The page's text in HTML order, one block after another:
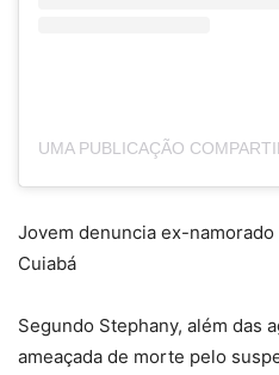
Jovem denuncia ex-
Cuiabá
Segundo Stephany, além das
ameaçada de morte pelo